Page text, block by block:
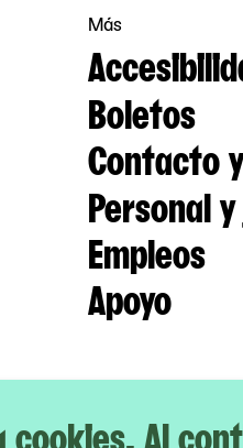
Al
Más
Boletos
Contacto
Personal
Empleos
Apoyo